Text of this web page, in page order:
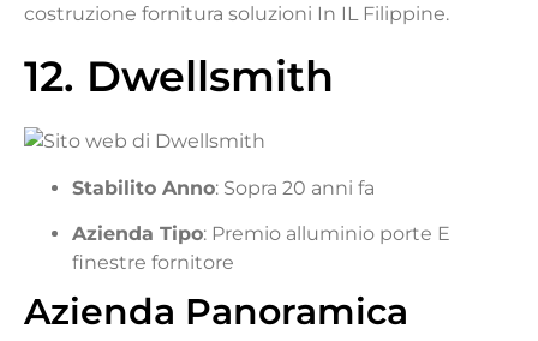
costruzione fornitura soluzioni In IL Filippine.
12. Dwellsmith
Stabilito Anno: Sopra 20 anni fa
Azienda Tipo: Premio alluminio porte E
finestre fornitore
Azienda Panoramica